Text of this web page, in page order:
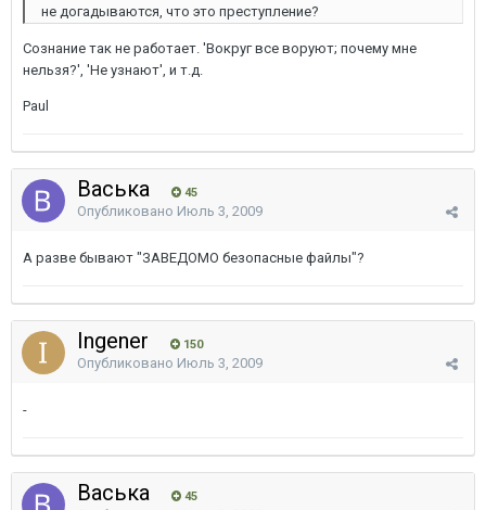
не догадываются, что это преступление?
Сознание так не работает. 'Вокруг все воруют; почему мне
нельзя?', 'Не узнают', и т.д.
Paul
Васька 45
Опубликовано Июль 3, 2009
А разве бывают "ЗАВЕДОМО безопасные файлы"?
Ingener 150
Опубликовано Июль 3, 2009
-
Васька 45